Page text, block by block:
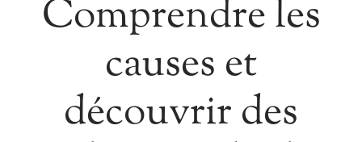
Comprendre les
causes et
découvrir des